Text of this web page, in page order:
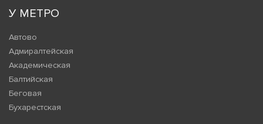
У МЕТРО
Автово
Адмиралтейская
Академическая
Балтийская
Беговая
Бухарестская